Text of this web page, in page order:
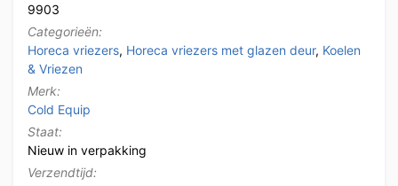
9903
Categorieën:
Horeca vriezers, Horeca vriezers met glazen deur, Koelen
& Vriezen
Merk:
Cold Equip
Staat:
Nieuw in verpakking
Verzendtijd: